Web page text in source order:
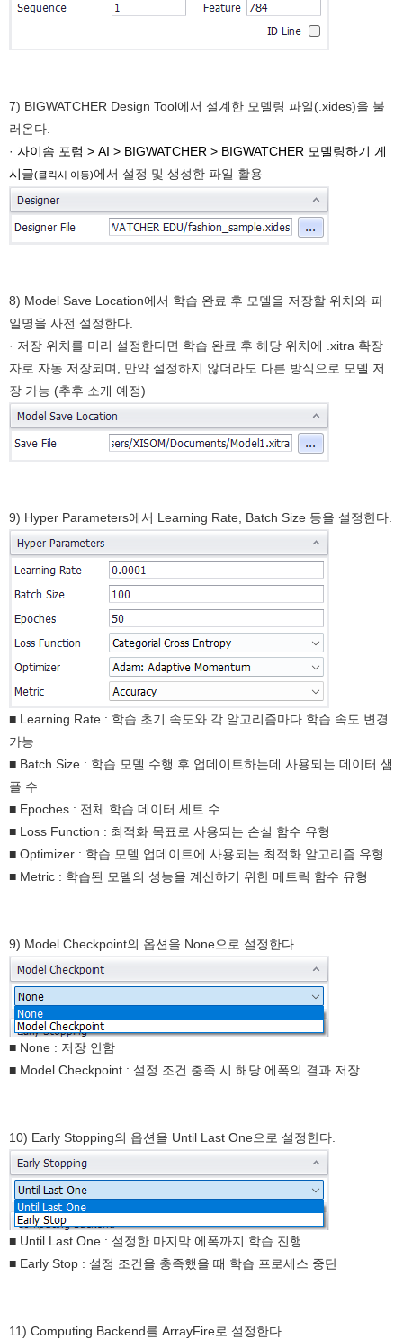
7) BIGWATCHER Design Tool에서 설계한 모델링 파일(.xides)을 불
러온다.
· 자이솜 포럼 > AI > BIGWATCHER > BIGWATCHER 모델링하기 게
시글(클릭시 이동)에서 설정 및 생성한 파일 활용
8) Model Save Location에서 학습 완료 후 모델을 저장할 위치와 파
일명을 사전 설정한다.
· 저장 위치를 미리 설정한다면 학습 완료 후 해당 위치에 .xitra 확장
자로 자동 저장되며, 만약 설정하지 않더라도 다른 방식으로 모델 저
장 가능 (추후 소개 예정)
9) Hyper Parameters에서 Learning Rate, Batch Size 등을 설정한다.
■ Learning Rate : 학습 초기 속도와 각 알고리즘마다 학습 속도 변경
가능
■ Batch Size : 학습 모델 수행 후 업데이트하는데 사용되는 데이터 샘
플 수
■ Epoches : 전체 학습 데이터 세트 수
■ Loss Function : 최적화 목표로 사용되는 손실 함수 유형
■ Optimizer : 학습 모델 업데이트에 사용되는 최적화 알고리즘 유형
■ Metric : 학습된 모델의 성능을 계산하기 위한 메트릭 함수 유형
9) Model Checkpoint의 옵션을 None으로 설정한다.
■ None : 저장 안함
■ Model Checkpoint : 설정 조건 충족 시 해당 에폭의 결과 저장
10) Early Stopping의 옵션을 Until Last One으로 설정한다.
■ Until Last One : 설정한 마지막 에폭까지 학습 진행
■ Early Stop : 설정 조건을 충족했을 때 학습 프로세스 중단
11) Computing Backend를 ArrayFire로 설정한다.